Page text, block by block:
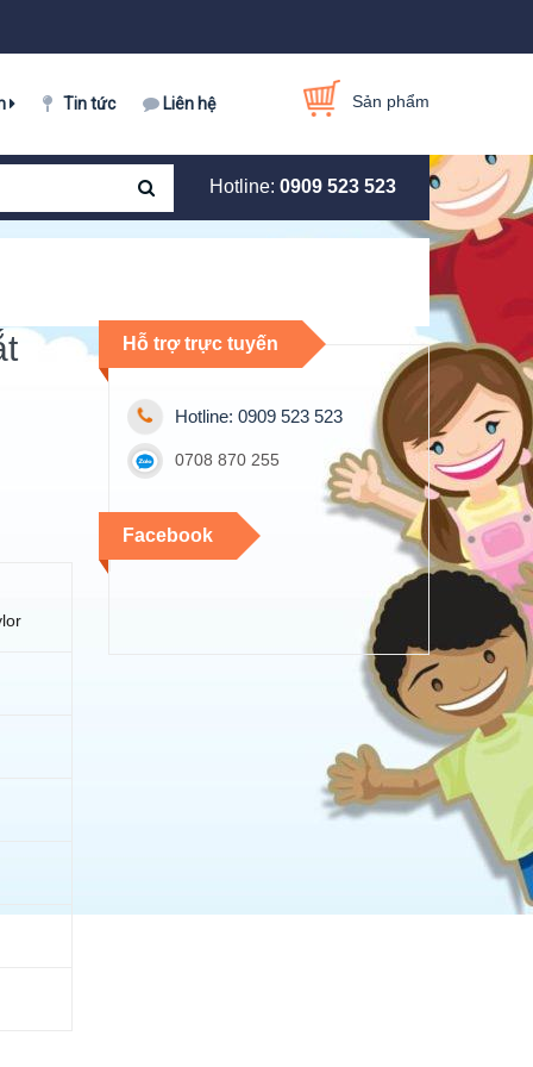
Tin tức Liên hệ Sản phẩm
Hotline: 0909 523 523
Hỗ trợ trực tuyến
Hotline: 0909 523 523
0708 870 255
Facebook